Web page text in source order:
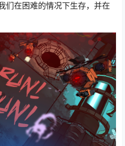
们在困难的情况下生存，并在